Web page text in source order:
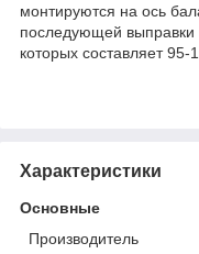
монтируются на ось
последующей выправки
которых составляет 95-
Характеристики
Основные
Производитель